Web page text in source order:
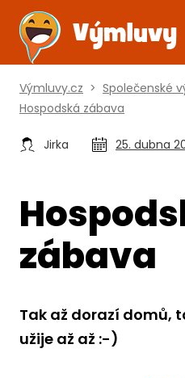
Výmluvy.cz > Společenské
Hospodská zábava
Jirka 25. dubna
zábava
Tak až dorazí domů,
užije až až :-)